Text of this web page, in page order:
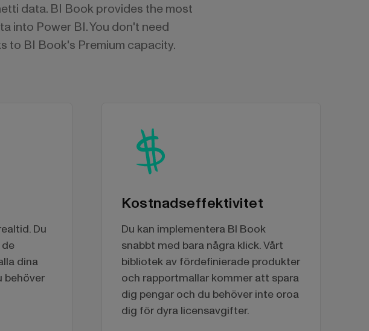
data. BI Book provides the most
into Power BI. You don't need
to BI Book's Premium capacity.
Du
dina
behöver
Kostnadseffektivitet
Du kan implementera BI Book
snabbt med bara några klick. Vårt
bibliotek av fördefinierade produkter
och rapportmallar kommer att spara
dig pengar och du behöver inte oroa
dig för dyra licensavgifter.